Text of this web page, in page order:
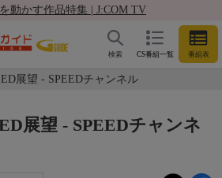
動かす作品特集 | J:COM TV
CS番組一覧 番組表
検索
展望 - SPEEDチャンネル
展望 - SPEEDチャンネ